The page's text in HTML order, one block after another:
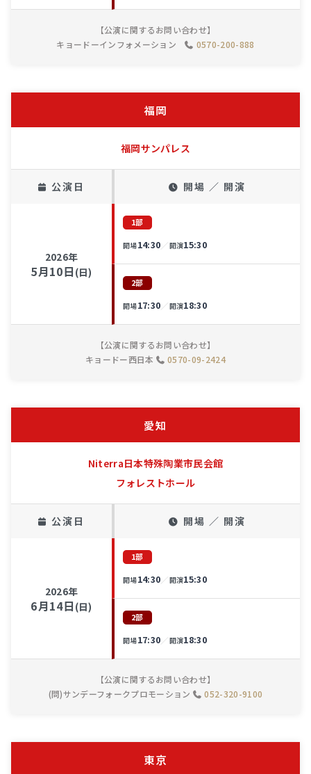
【公演に関するお問い合わせ】
キョードーインフォメーション
0570-200-888
福岡
福岡サンパレス
公演日 開場 ／ 開演
2026年
5月10日 (日)
1部
開場14:30 開演15:30
2部
開場17:30 開演18:30
【公演に関するお問い合わせ】
キョードー西日本
0570-09-2424
愛知
Niterra日本特殊陶業市民会館
フォレストホール
公演日 開場 ／ 開演
2026年
6月14日 (日)
1部
開場14:30 開演15:30
2部
開場17:30 開演18:30
【公演に関するお問い合わせ】
(問)サンデーフォークプロモーション
052-320-9100
東京